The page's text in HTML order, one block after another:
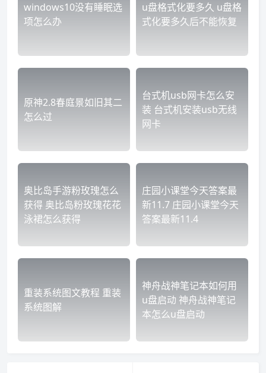
windows10没有睡眠选
项怎么办
u盘格式化要多久 u盘格
式化要多久后不能恢复
原神2.8春庭景如旧其二
怎么过
台式机usb网卡怎么安
装 台式机安装usb无线
网卡
奥比岛手游粉玫瑰怎么
获得 奥比岛粉玫瑰花花
泳裙怎么获得
庄园小课堂今天答案最
新11.7 庄园小课堂今天
答案最新11.4
重装系统图文教程 重装
系统图解
神舟战神笔记本如何用
u盘启动 神舟战神笔记
本怎么u盘启动